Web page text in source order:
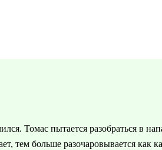
Томас пытается разобраться в
тем больше разочаровывается как